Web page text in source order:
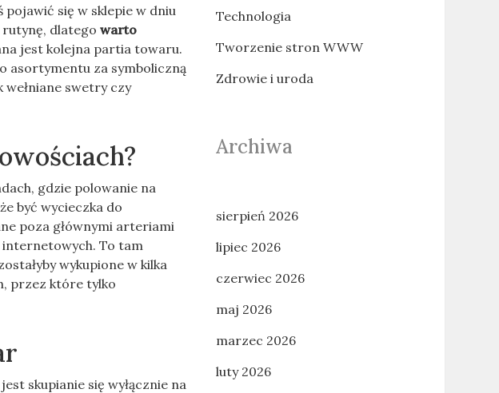
się w sklepie w dniu
rutynę, dlategowarto
jest kolejna partia towaru.
asortymentu za symboliczną
wełniane swetry czy
gdzie polowanie na
być wycieczka do
poza głównymi arteriami
To tam
wykupione w kilka
przez które tylko
skupianie się wyłącznie na
Technologia
Tworzenie stron WWW
Zdrowie i uroda
Archiwa
sierpień 2026
lipiec 2026
czerwiec 2026
maj 2026
marzec 2026
luty 2026